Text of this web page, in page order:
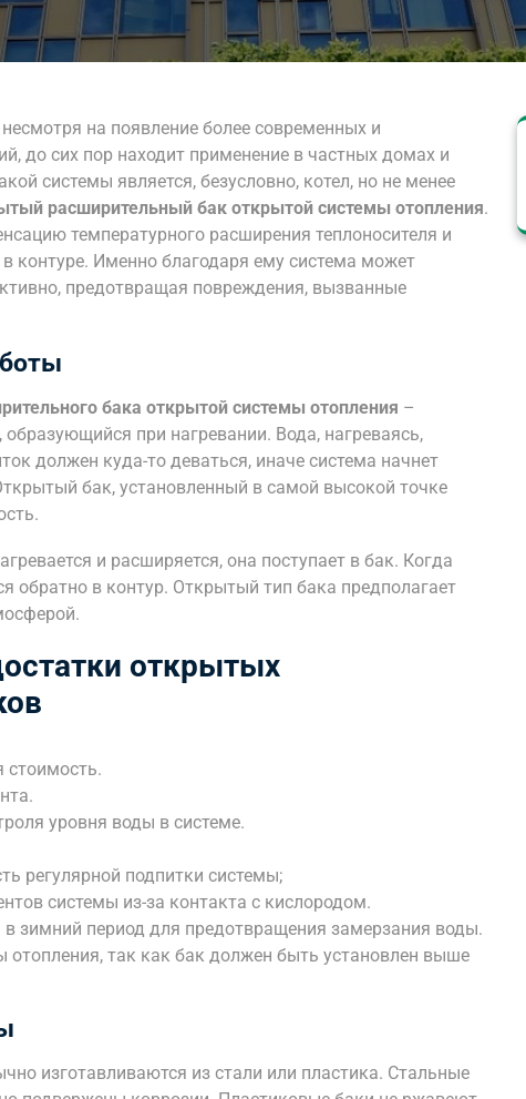
на появление более современных и
до сих пор находит применение в частных домах и
системы является, безусловно, котел, но не менее
расширительный бак открытой системы отопления.
температурного расширения теплоносителя и
контуре. Именно благодаря ему система может
предотвращая повреждения, вызванные
бака открытой системы отопления –
при нагревании. Вода, нагреваясь,
должен куда-то деваться, иначе система начнет
бак, установленный в самой высокой точке
и расширяется, она поступает в бак. Когда
обратно в контур. Открытый тип бака предполагает
открытых
стоимость.
уровня воды в системе.
регулярной подпитки системы;
системы из-за контакта с кислородом.
в зимний период для предотвращения замерзания воды.
отопления, так как бак должен быть установлен выше
изготавливаются из стали или пластика. Стальные